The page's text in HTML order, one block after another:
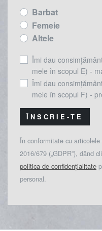
Barbat
Femeie
Altele
Îmi dau
mele în scopul E) -
Îmi dau
mele în scopul F) -
ÎNSCRIE-TE
În conformitate cu
2016/679 („GDPR”), dând
politica de confidențialitate
personal.